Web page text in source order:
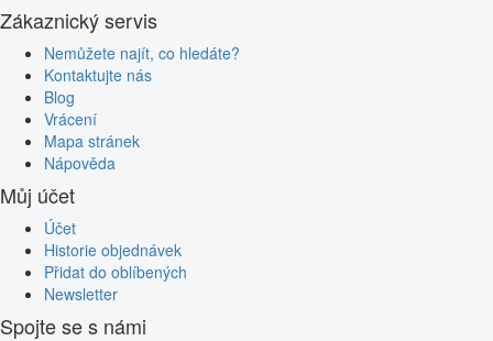
Zákaznický servis
Nemůžete najít, co hledáte?
Kontaktujte nás
Blog
Vrácení
Mapa stránek
Nápověda
Můj účet
Účet
Historie objednávek
Přidat do oblíbených
Newsletter
Spojte se s námi